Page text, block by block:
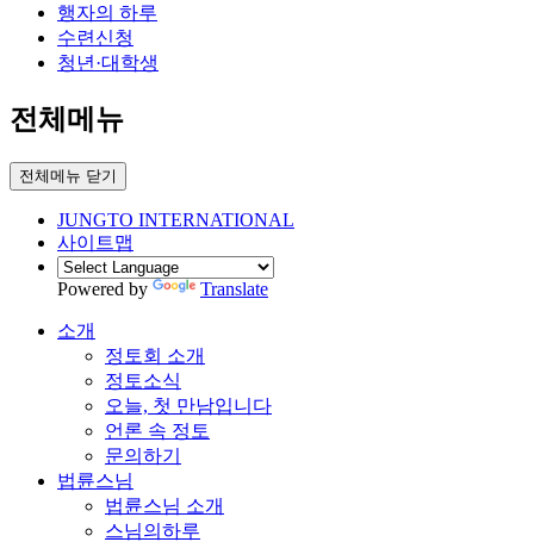
행자의 하루
수련신청
청년·대학생
전체메뉴
전체메뉴 닫기
JUNGTO INTERNATIONAL
사이트맵
Powered by Translate
소개
정토회 소개
정토소식
오늘, 첫 만남입니다
언론 속 정토
문의하기
법륜스님
법륜스님 소개
스님의하루